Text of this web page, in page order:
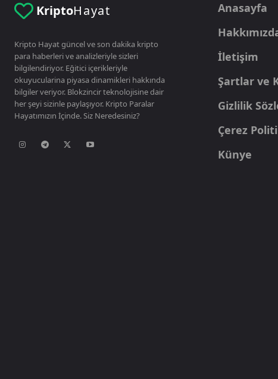
KriptoHayat
Kripto Hayat güncel ve son dakika kripto
para haberleri ve analizleriyle sizleri
bilgilendiriyor. Eğitici içerikleriyle
okuyucularina piyasa dinamikleri hakkında
bilgiler veriyor. Blokzincir teknolojisine dair
her şeyi sizinle paylaşıyor. Kripto Paralar
Hayatımızın İçinde. Siz Neredesiniz?
Anasayfa
İletişim
Şartlar ve
Gizlilik
Çerez
Künye